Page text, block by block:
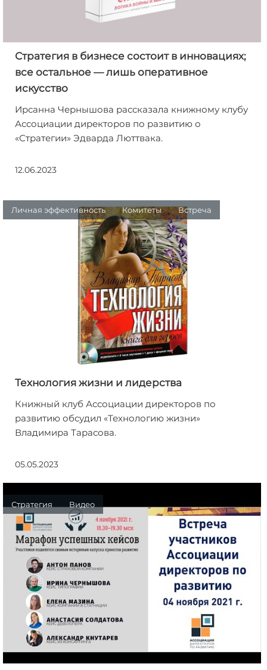
Стратегия в бизнесе состоит в инновациях;
все остальное — лишь оперативное
искусство
Ирсанна Чернышова рассказала книжному клубу
Ассоциации директоров по развитию о
«Стратегии» Эдварда Люттвака.
12.06.2023
Личная эффективность Комитеты Встреча
Технология жизни и лидерства
Книжный клуб Ассоциации директоров по
развитию обсудил «Технологию жизни»
Владимира Тарасова.
05.05.2023
Стратегия Видео